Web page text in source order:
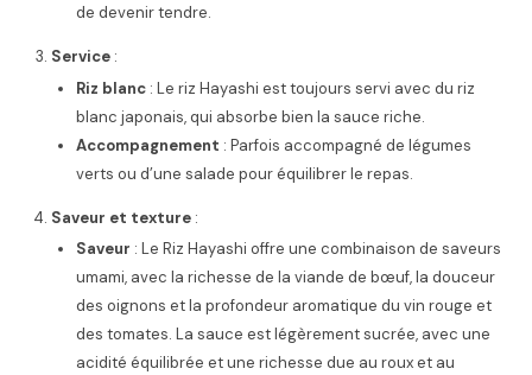
de devenir tendre.
Service :
Riz blanc : Le riz Hayashi est toujours servi avec du riz
blanc japonais, qui absorbe bien la sauce riche.
Accompagnement : Parfois accompagné de légumes
verts ou d’une salade pour équilibrer le repas.
Saveur et texture :
Saveur : Le Riz Hayashi offre une combinaison de saveurs
umami, avec la richesse de la viande de bœuf, la douceur
des oignons et la profondeur aromatique du vin rouge et
des tomates. La sauce est légèrement sucrée, avec une
acidité équilibrée et une richesse due au roux et au